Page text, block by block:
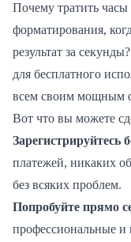
Почему тратить
форматирования,
результат за секунды?
для бесплатного
всем своим мощным
Вот что вы можете
Зарегистрируйтесь
платежей, никаких
без всяких проблем.
Попробуйте прямо
профессиональные